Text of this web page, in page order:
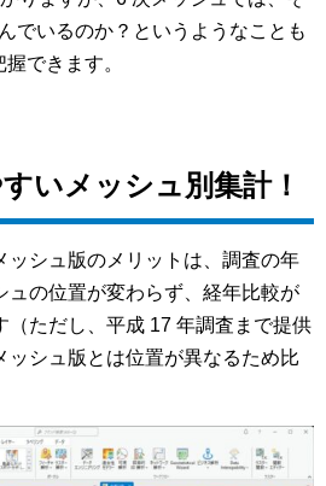
でいるのか？というようなことも
握できます。
いメッシュ別集計！
ッシュ版のメリットは、調査の年
ュの位置が変わらず、経年比較が
（ただし、平成 17 年調査まで提供
ッシュ版とは位置が異なるため比